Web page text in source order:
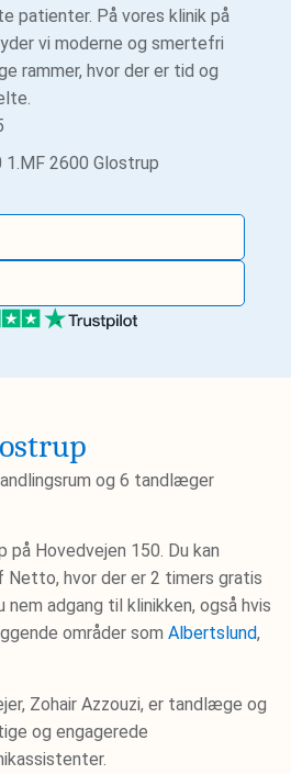
patienter. På vores klinik på
vi moderne og smertefri
rammer, hvor der er tid og
1.MF 2600 Glostrup
og 6 tandlæger
på Hovedvejen 150. Du kan
Netto, hvor der er 2 timers gratis
nem adgang til klinikken, også hvis
områder som Albertslund,
Zohair Azzouzi, er tandlæge og
og engagerede